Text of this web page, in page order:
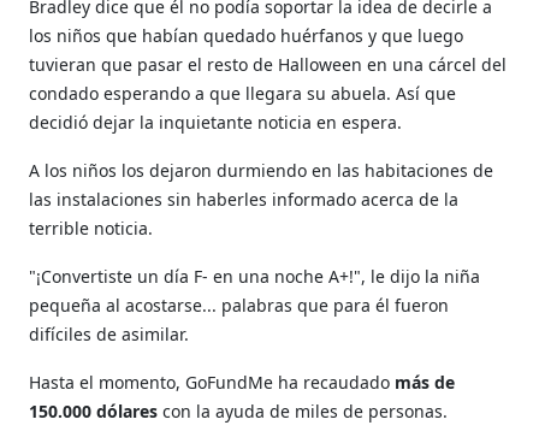
Bradley dice que él no podía soportar la idea de decirle a
los niños que habían quedado huérfanos y que luego
tuvieran que pasar el resto de Halloween en una cárcel del
condado esperando a que llegara su abuela. Así que
decidió dejar la inquietante noticia en espera.
A los niños los dejaron durmiendo en las habitaciones de
las instalaciones sin haberles informado acerca de la
terrible noticia.
"¡Convertiste un día F- en una noche A+!", le dijo la niña
pequeña al acostarse... palabras que para él fueron
difíciles de asimilar.
Hasta el momento, GoFundMe ha recaudado más de
150.000 dólares con la ayuda de miles de personas.